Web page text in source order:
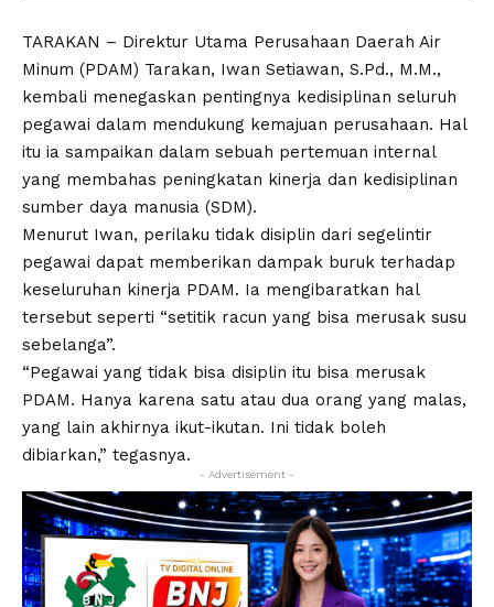
TARAKAN – Direktur Utama Perusahaan Daerah Air
Minum (PDAM) Tarakan, Iwan Setiawan, S.Pd., M.M.,
kembali menegaskan pentingnya kedisiplinan seluruh
pegawai dalam mendukung kemajuan perusahaan. Hal
itu ia sampaikan dalam sebuah pertemuan internal
yang membahas peningkatan kinerja dan kedisiplinan
sumber daya manusia (SDM).
Menurut Iwan, perilaku tidak disiplin dari segelintir
pegawai dapat memberikan dampak buruk terhadap
keseluruhan kinerja PDAM. Ia mengibaratkan hal
tersebut seperti “setitik racun yang bisa merusak susu
sebelanga”.
“Pegawai yang tidak bisa disiplin itu bisa merusak
PDAM. Hanya karena satu atau dua orang yang malas,
yang lain akhirnya ikut-ikutan. Ini tidak boleh
dibiarkan,” tegasnya.
- Advertisement -